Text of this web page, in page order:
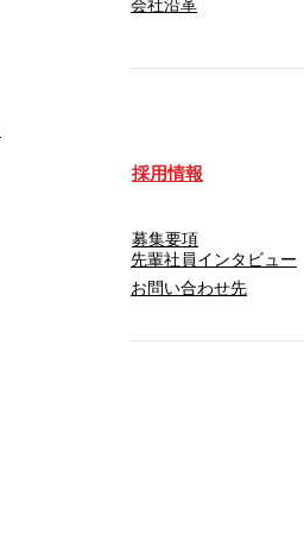
会社沿革
採用情報
募集要項
先輩社員インタビュー
​お問い合わせ先